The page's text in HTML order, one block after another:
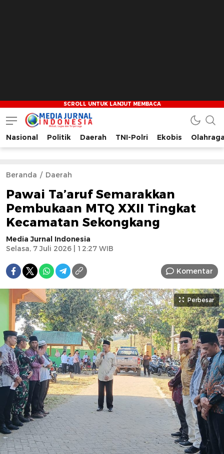
Media Jurnal Indonesia
Bersama Membangun Indonesia
Nasional Politik Daerah TNI-Polri Ekobis
Beranda Daerah
Pawai Ta’aruf Semarakkan
Pembukaan MTQ XXII Tingkat
Kecamatan Sekongkang
Media Jurnal Indonesia
Selasa, 7 Juli 2026 | 12:27 WIB
Komentar
Perbesar